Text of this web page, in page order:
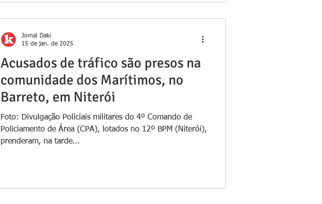
Acusados de tráfico são presos na
comunidade dos Marítimos, no
Barreto, em Niterói
Foto: Divulgação Policiais militares do 4º Comando de
Policiamento de Área (CPA), lotados no 12º BPM (Niterói),
prenderam, na tarde...
Jornal Daki
15 de jan. de 2025